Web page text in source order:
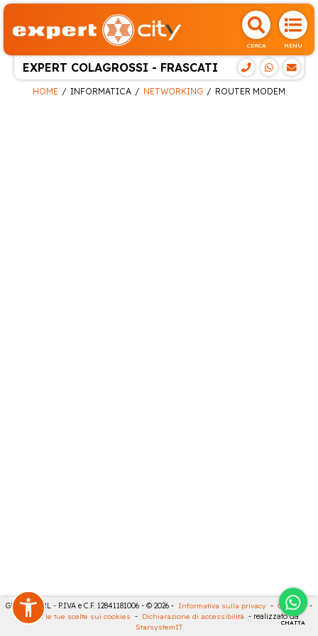
CERCA MENU
EXPERT COLAGROSSI - FRASCATI
CHATTA
HOME INFORMATICA NETWORKING ROUTER MODEM
GECO 14 SRL - P.IVA e C.F. 12841181006 - © 2026 - Informativa sulla privacy - Cookies
-
Rivedi le tue scelte sui cookies - Dichiarazione di accessibilità - realizzato da
StarsystemIT